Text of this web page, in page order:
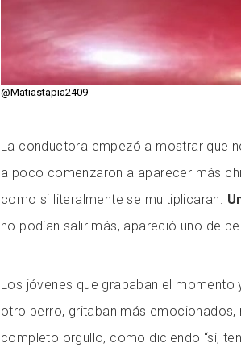
@Matiastapia2409
La conductora empezó a mostrar que
a poco comenzaron a aparecer más
como si literalmente se multiplicaran.
no podían salir más, apareció uno de
Los jóvenes que grababan el
otro perro, gritaban más
completo orgullo, como diciendo “sí,